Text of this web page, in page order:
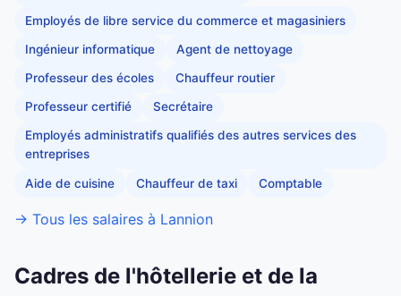
Employés de libre service du commerce et magasiniers
Ingénieur informatique Agent de nettoyage
Professeur des écoles Chauffeur routier
Professeur certifié Secrétaire
Employés administratifs qualifiés des autres services des
entreprises
Aide de cuisine Chauffeur de taxi Comptable
→ Tous les salaires à Lannion
Cadres de l'hôtellerie et de la